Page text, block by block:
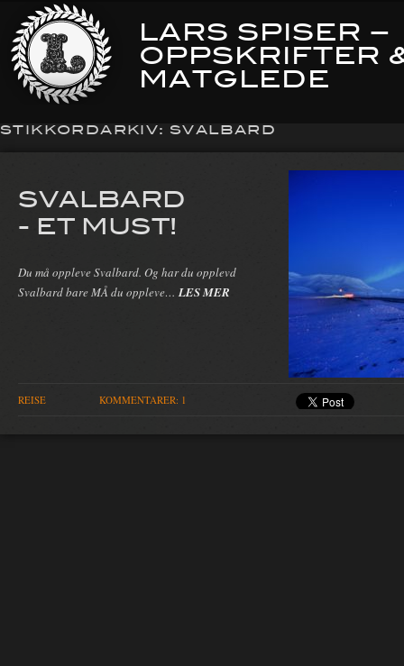
LARS SPISER –
OPPSKRIFTER
MATGLEDE
STIKKORDARKIV: SVALBARD
SVALBARD
- ET MUST!
Du må oppleve Svalbard. Og har du opplevd
Svalbard bare MÅ du oppleve… LES MER
REISE KOMMENTARER: 1